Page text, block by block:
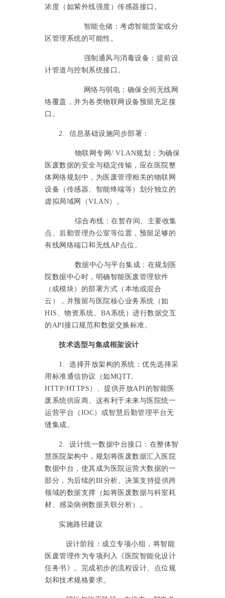
浓度（如紫外线强度）传感器接口。
智能仓储：考虑智能货架或分
区管理系统的可能性。
强制通风与消毒设备：提前设
计管道与控制系统接口。
网络与弱电：确保全间无线网
络覆盖，并为各类物联网设备预留充足接
口。
2. 信息基础设施同步部署：
物联网专网 / VLAN规划：为确保
医废数据的安全与稳定传输，应在医院整
体网络规划中，为医废管理相关的物联网
设备（传感器、智能终端等）划分独立的
虚拟局域网（VLAN）。
综合布线：在暂存间、主要收集
点、后勤管理办公室等位置，预留足够的
有线网络端口和无线AP点位。
数据中心与平台集成：在规划医
院数据中心时，明确智能医废管理软件
（或模块）的部署方式（本地或混合
云），并预留与医院核心业务系统（如
HIS、物资系统、BA系统）进行数据交互
的API接口规范和数据交换标准。
技术选型与集成框架设计
1. 选择开放架构的系统：优先选择采
用标准通信协议（如MQTT,
HTTP/HTTPS）、提供开放API的智能医
废系统供应商。这有利于未来与医院统一
运营平台（IOC）或智慧后勤管理平台无
缝集成。
2. 设计统一数据中台接口：在整体智
慧医院架构中，规划将医废数据汇入医院
数据中台，使其成为医院运营大数据的一
部分，为后续的BI分析、决策支持提供跨
领域的数据支撑（如将医废数据与科室耗
材、感染病例数据关联分析）。
实施路径建议
设计阶段：成立专项小组，将智能
医废管理作为专项列入《医院智能化设计
任务书》。完成初步的流程设计、点位规
划和技术规格要求。